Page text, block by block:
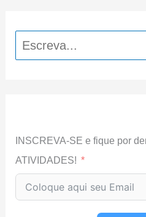
Pesquisar
INSCREVA-SE e fique por
ATIVIDADES!